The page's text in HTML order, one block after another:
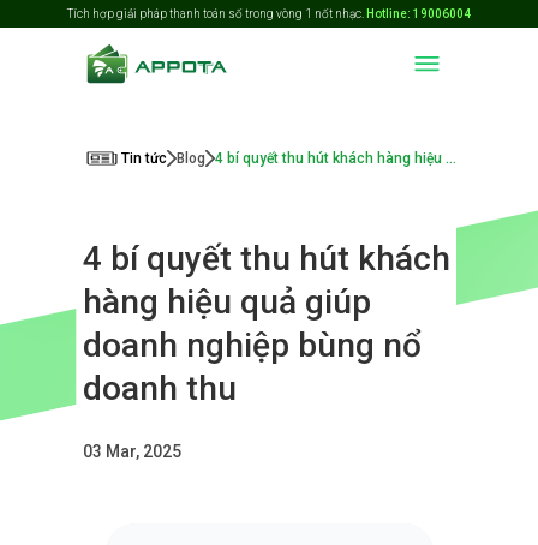
Tích hợp giải pháp thanh toán số trong vòng 1 nốt nhạc. Hotline: 19006004
Tin tức Blog 4 bí quyết thu hút khách hàng hiệu quả giúp doanh nghiệp bùng nổ doanh thu
4 bí quyết thu hút khách
hàng hiệu quả giúp
doanh nghiệp bùng nổ
doanh thu
03 Mar, 2025